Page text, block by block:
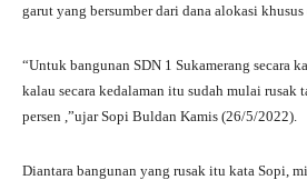
garut yang bersumber dari dana alokasi
“Untuk bangunan SDN 1 Sukamerang secara
kalau secara kedalaman itu sudah mulai rusak
persen ,”ujar Sopi Buldan Kamis (26/5/2022).
Diantara bangunan yang rusak itu kata Sopi,